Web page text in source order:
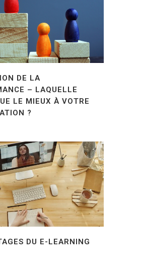
DE LA
– LAQUELLE
LE MIEUX À VOTRE
?
DU E-LEARNING